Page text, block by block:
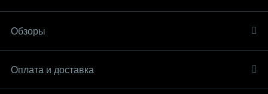
Обзоры
Оплата и доставка